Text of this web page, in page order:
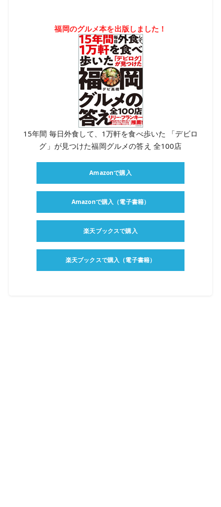
福岡のグルメ本を出版しました！
15年間 毎日外食して、1万軒を食べ歩いた 「デビロ
グ」が見つけた福岡グルメの答え 全100店
Amazonで購入
Amazonで購入（電子書籍）
楽天ブックスで購入
楽天ブックスで購入（電子書籍）